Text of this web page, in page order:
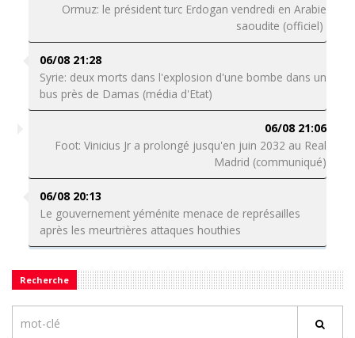
Ormuz: le président turc Erdogan vendredi en Arabie
saoudite (officiel)
06/08 21:28
Syrie: deux morts dans l'explosion d'une bombe dans un
bus près de Damas (média d'Etat)
06/08 21:06
Foot: Vinicius Jr a prolongé jusqu'en juin 2032 au Real
Madrid (communiqué)
06/08 20:13
Le gouvernement yéménite menace de représailles
après les meurtrières attaques houthies
Recherche